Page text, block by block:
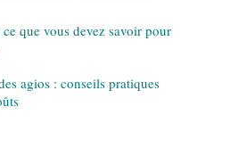
que vous devez savoir pour
agios : conseils pratiques